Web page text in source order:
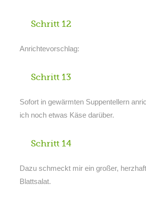
Schritt 12
Anrichtevorschlag:
Schritt 13
Sofort in gewärmten Suppentellern
ich noch etwas Käse darüber.
Schritt 14
Dazu schmeckt mir ein großer,
Blattsalat.